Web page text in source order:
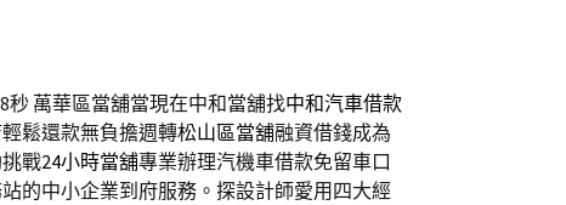
秒 萬華區當舖當現在中和當舖找中和汽車借款
鬆還款無負擔週轉松山區當舖融資借錢成為
戰24小時當舖專業辦理汽機車借款免留車口
的中小企業到府服務。探設計師愛用四大經